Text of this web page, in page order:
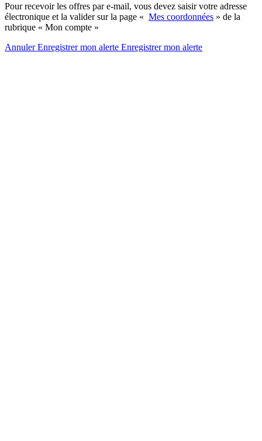
Pour recevoir les offres par e-mail, vous devez saisir votre adresse
électronique et la valider sur la page « Mes coordonnées » de la
rubrique « Mon compte »
AnnulerEnregistrer mon alerte Enregistrermon alerte